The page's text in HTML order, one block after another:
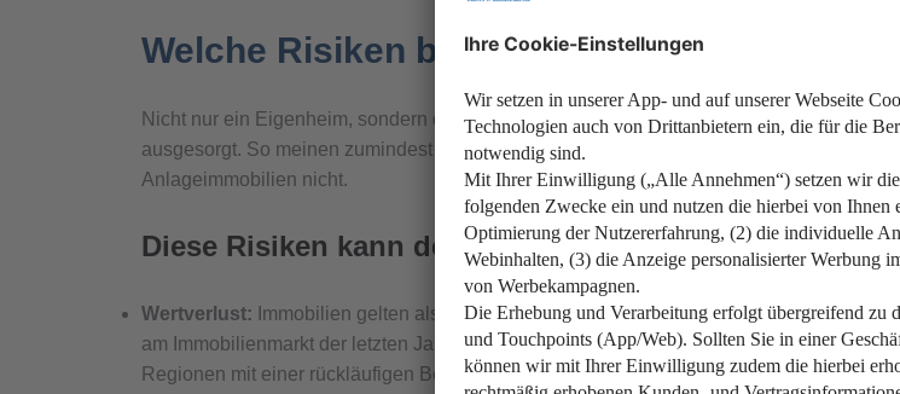
Welche Risiken bringt eine Immobilie als
Nicht nur ein Eigenheim, sondern dazu noch mehrere Wohnimmobilien als
ausgesorgt. So meinen zumindest viele. Doch neben Chancen bringt eine Immobilie
Anlageimmobilien nicht.
Diese Risiken kann der Immobilienkauf als
Wertverlust: Immobilien gelten als wertbeständige Kapitalanlagen, deren Wert
am Immobilienmarkt der letzten Jahre gezeigt haben. Das Risiko eines Umschwungs
Regionen mit einer rückläufigen Bevölkerungszahl oder wirtschaftlichen Problemen